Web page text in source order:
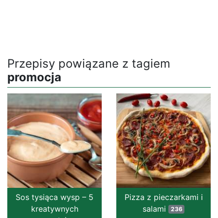
Przepisy powiązane z tagiem
promocja
Sos tysiąca wysp – 5
kreatywnych
Pizza z pieczarkami i
salami
236